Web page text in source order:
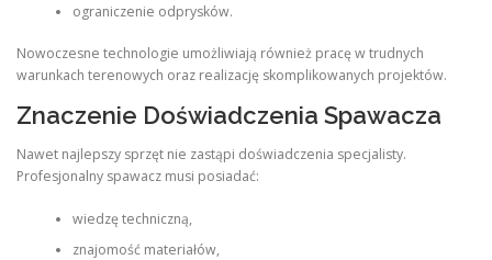
ograniczenie odprysków.
Nowoczesne technologie umożliwiają również pracę w trudnych
warunkach terenowych oraz realizację skomplikowanych projektów.
Znaczenie Doświadczenia Spawacza
Nawet najlepszy sprzęt nie zastąpi doświadczenia specjalisty.
Profesjonalny spawacz musi posiadać:
wiedzę techniczną,
znajomość materiałów,